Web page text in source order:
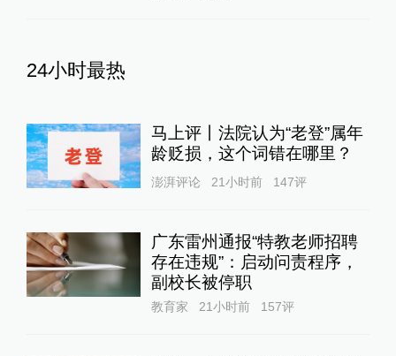
24小时最热
马上评丨法院认为“老登”属年
龄贬损，这个词错在哪里？
澎湃评论 21小时前 147评
广东雷州通报“特教老师招聘
存在违规”：启动问责程序，
副校长被停职
教育家 21小时前 157评